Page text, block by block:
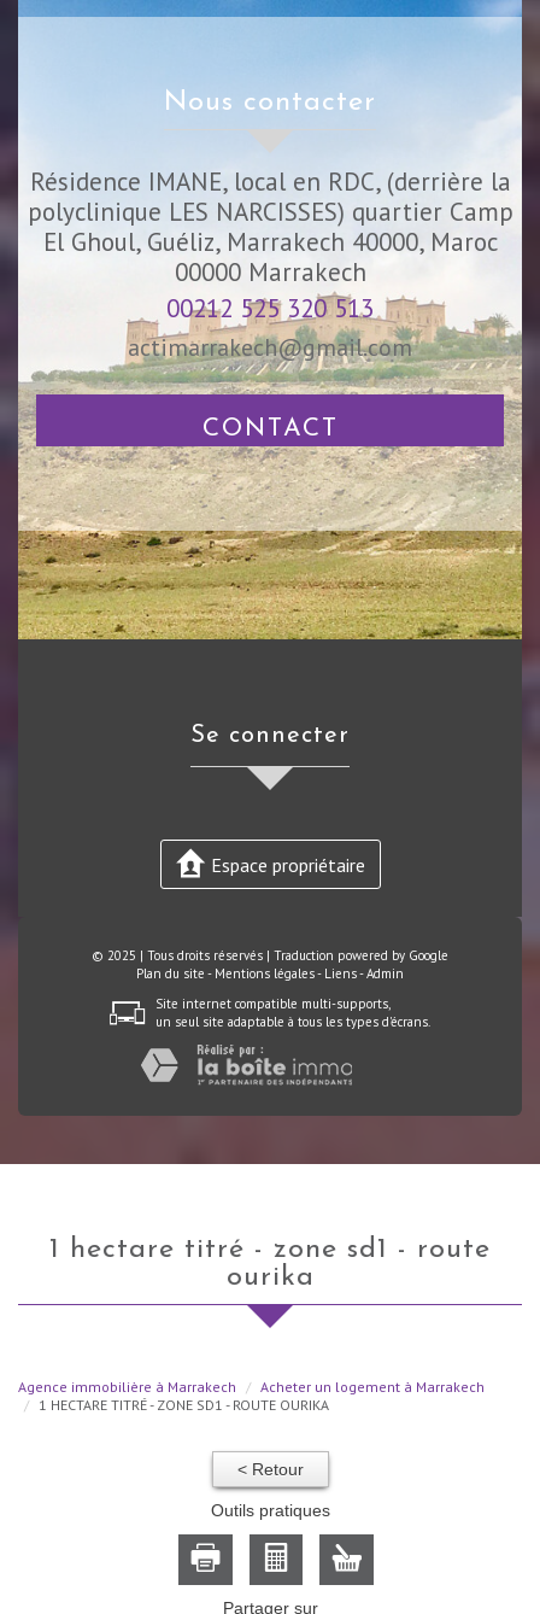
nous contacter
Résidence IMANE, local en RDC, (derrière la
polyclinique LES NARCISSES) quartier Camp
El Ghoul, Guéliz, Marrakech 40000, Maroc
00000 Marrakech
00212 525 320 513
actimarrakech@gmail.com
CONTACT
se connecter
Espace propriétaire
© 2025 | Tous droits réservés | Traduction powered by Google
Plan du site - Mentions légales- Liens-Admin
Site internet compatible multi-supports,
un seul site adaptable à tous les types d'écrans.
1 hectare titré - zone sd1 - route
ourika
Agence immobilière à Marrakech
Acheter un logement à Marrakech
1 HECTARE TITRÉ - ZONE SD1 - ROUTE OURIKA
< Retour
Outils pratiques
Partager sur